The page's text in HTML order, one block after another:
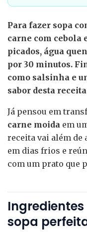
Para fazer sopa
carne com cebola
picados, água
por 30 minutos.
como salsinha e
sabor desta
Já pensou em
carne moida em
receita vai além de
em dias frios e
com um prato que
sopa